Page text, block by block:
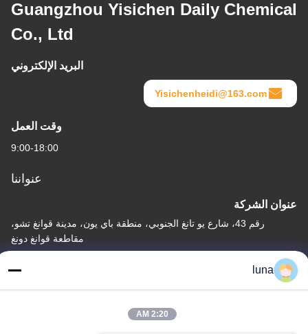
Guangzhou Yisichen Daily Chemical
Co., Ltd
البريد الإلكتروني
Yisichenheidi@163.com
وقت العمل
9:00-18:00
عنواننا
عنوان الشركة
رقم 43، شارع يو تانغ الجنوبي، منطقة باي يون، مدينة قوانغ تشو،
مقاطعة قوانغ دونغ
عنوان المصنع
luna
2:20 AM